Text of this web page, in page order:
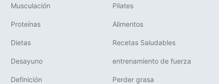
Musculación Pilates
Proteínas Alimentos
Dietas Recetas Saludables
Desayuno entrenamiento de fuerza
Definición Perder grasa